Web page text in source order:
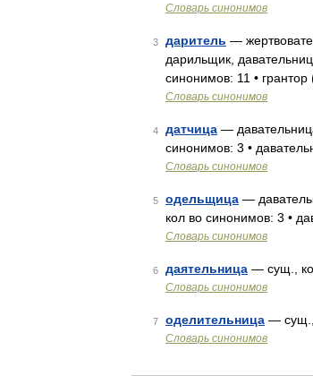
Словарь синонимов
3 даритель —
дарильщик,
синонимов: 11 • грантор
Словарь синонимов
4 датчица —
синонимов: 3 •
Словарь синонимов
5 одельщица —
кол во синонимов: 3 •
Словарь синонимов
6 даятельница — сущ.,
Словарь синонимов
7 оделительница — сущ.,
Словарь синонимов